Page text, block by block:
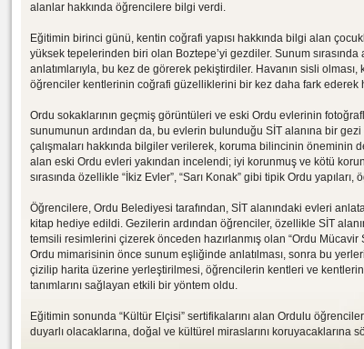
alanlar hakkında öğrencilere bilgi verdi.
Eğitimin birinci günü, kentin coğrafi yapısı hakkında bilgi alan
yüksek tepelerinden biri olan Boztepe’yi gezdiler. Sunum sırasında
anlatımlarıyla, bu kez de görerek pekiştirdiler. Havanın sisli olması,
öğrenciler kentlerinin coğrafi güzelliklerini bir kez daha fark ederek
Ordu sokaklarının geçmiş görüntüleri ve eski Ordu evlerinin
sunumunun ardından da, bu evlerin bulunduğu SİT alanına bir
çalışmaları hakkında bilgiler verilerek, koruma bilincinin öneminin
alan eski Ordu evleri yakından incelendi; iyi korunmuş ve kötü
sırasında özellikle “İkiz Evler”, “Sarı Konak” gibi tipik Ordu
Öğrencilere, Ordu Belediyesi tarafından, SİT alanındaki evleri
kitap hediye edildi. Gezilerin ardından öğrenciler, özellikle SİT
temsili resimlerini çizerek önceden hazırlanmış olan “Ordu Mücavir
Ordu mimarisinin önce sunum eşliğinde anlatılması, sonra bu
çizilip harita üzerine yerleştirilmesi, öğrencilerin kentleri ve
tanımlarını sağlayan etkili bir yöntem oldu.
Eğitimin sonunda “Kültür Elçisi” sertifikalarını alan Ordulu
duyarlı olacaklarına, doğal ve kültürel miraslarını koruyacaklarına